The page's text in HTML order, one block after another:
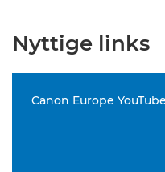
Nyttige links
Canon Europe